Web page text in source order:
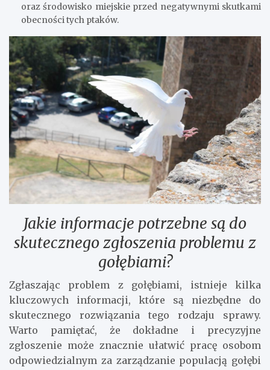
oraz środowisko miejskie przed negatywnymi skutkami
obecności tych ptaków.
Jakie informacje potrzebne są do
skutecznego zgłoszenia problemu z
gołębiami?
Zgłaszając problem z gołębiami, istnieje kilka
kluczowych informacji, które są niezbędne do
skutecznego rozwiązania tego rodzaju sprawy.
Warto pamiętać, że dokładne i precyzyjne
zgłoszenie może znacznie ułatwić pracę osobom
odpowiedzialnym za zarządzanie populacją gołębi